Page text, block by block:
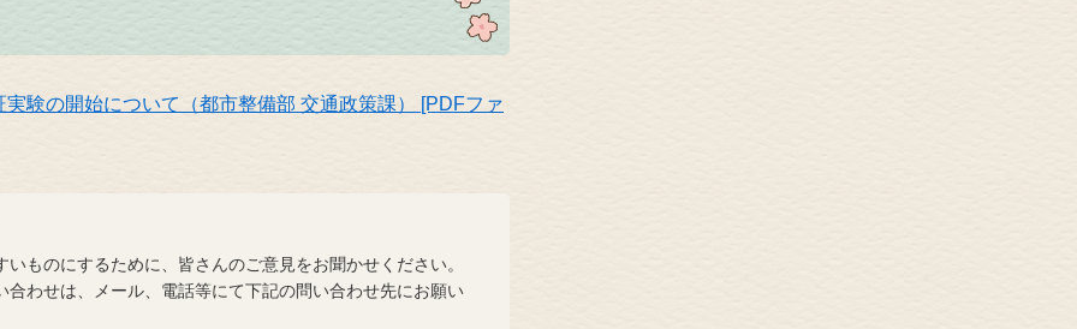
験の開始について（都市整備部 交通政策課） [PDFファ
ものにするために、皆さんのご意見をお聞かせください。
わせは、メール、電話等にて下記の問い合わせ先にお願い